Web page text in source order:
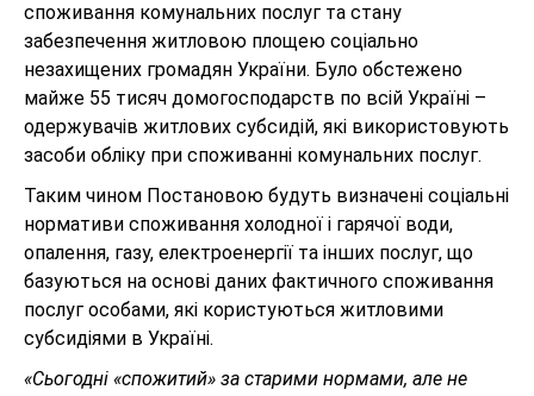
споживання комунальних послуг та стану
забезпечення житловою площею соціально
незахищених громадян України. Було обстежено
майже 55 тисяч домогосподарств по всій Україні –
одержувачів житлових субсидій, які використовують
засоби обліку при споживанні комунальних послуг.
Таким чином Постановою будуть визначені соціальні
нормативи споживання холодної і гарячої води,
опалення, газу, електроенергії та інших послуг, що
базуються на основі даних фактичного споживання
послуг особами, які користуються житловими
субсидіями в Україні.
«Сьогодні «спожитий» за старими нормами, але не